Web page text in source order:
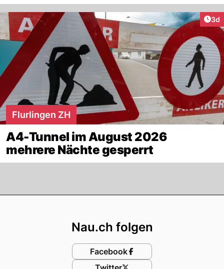
3d
Flurlingen ZH
A4-Tunnel im August 2026
mehrere Nächte gesperrt
Nau.ch folgen
Facebook